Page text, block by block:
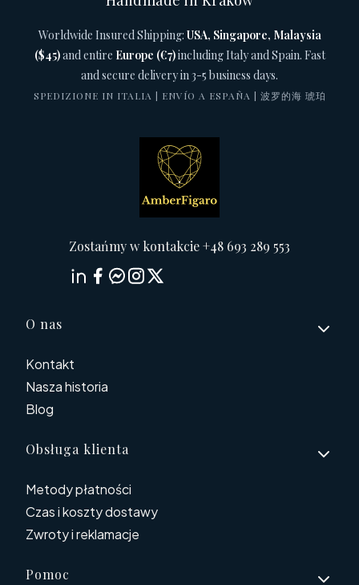
Worldwide Insured Shipping: USA, Singapore, Malaysia
($45)and entire Europe (€7)including Italy and Spain. Fast
and secure delivery in 3-5 business days.
SPEDIZIONE IN ITALIA | ENVÍO A ESPAÑA | 波罗的海 琥珀
Zostańmy w kontakcie +48 693 289 553
Linki w stopce
O nas
Kontakt
Nasza historia
Blog
Obsługa klienta
Metody płatności
Czas i koszty dostawy
Zwroty i reklamacje
Pomoc